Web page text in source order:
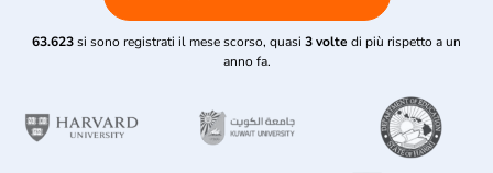
63.623si sono registrati il mese scorso, quasi 3 volte di più rispetto a un
anno fa.